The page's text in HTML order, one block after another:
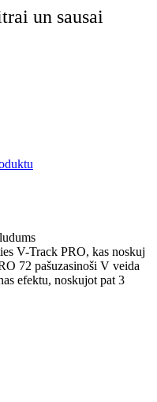
un sausai
V-Track PRO, kas noskuj
72 pašuzasinoši V veida
efektu, noskujot pat 3